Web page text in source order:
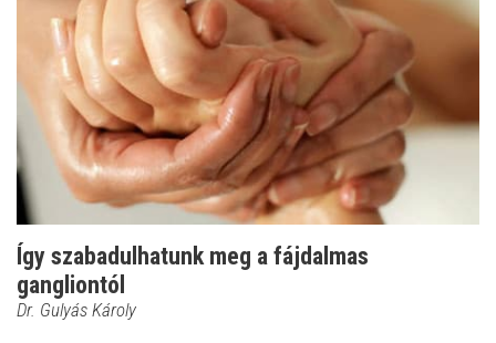
Így szabadulhatunk meg a fájdalmas
gangliontól
Dr. Gulyás Károly